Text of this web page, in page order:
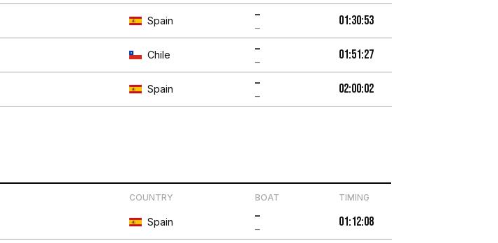
Spain
–
–
01:30:53
Chile
–
–
01:51:27
Spain
–
–
02:00:02
COUNTRY BOAT TIMING
Spain
–
–
01:12:08